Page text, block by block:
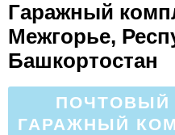
Гаражный
Межгорье,
Башкортостан
ПОЧТОВЫЙ
ГАРАЖНЫЙ